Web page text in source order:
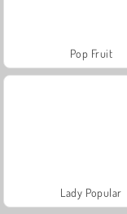
Pop Fruit
Lady Popular